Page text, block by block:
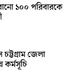
১০০ পরিবারকে
জেলা
কর্মসূচি